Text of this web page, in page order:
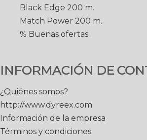
Black Edge 200 m.
Match Power 200 m.
% Buenas ofertas
INFORMACIÓN DE
¿Quiénes somos?
http://www.dyreex.com
Información de la empresa
Términos y condiciones